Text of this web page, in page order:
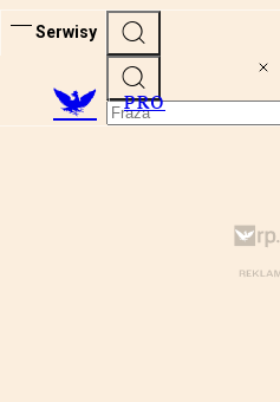
Serwisy
PRO